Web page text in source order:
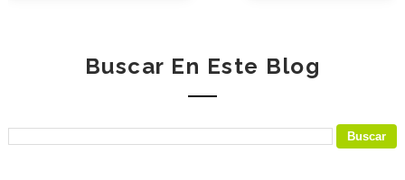
Buscar En Este Blog